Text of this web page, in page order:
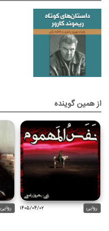
از همین گوینده
روایی ۱۴۰۵/۰۴/۰۲ روایی